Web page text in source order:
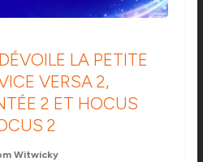
LA PETITE
VERSA 2,
2 ET HOCUS
2
Witwicky